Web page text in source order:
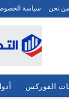
من نحن سياسة
الفوركس